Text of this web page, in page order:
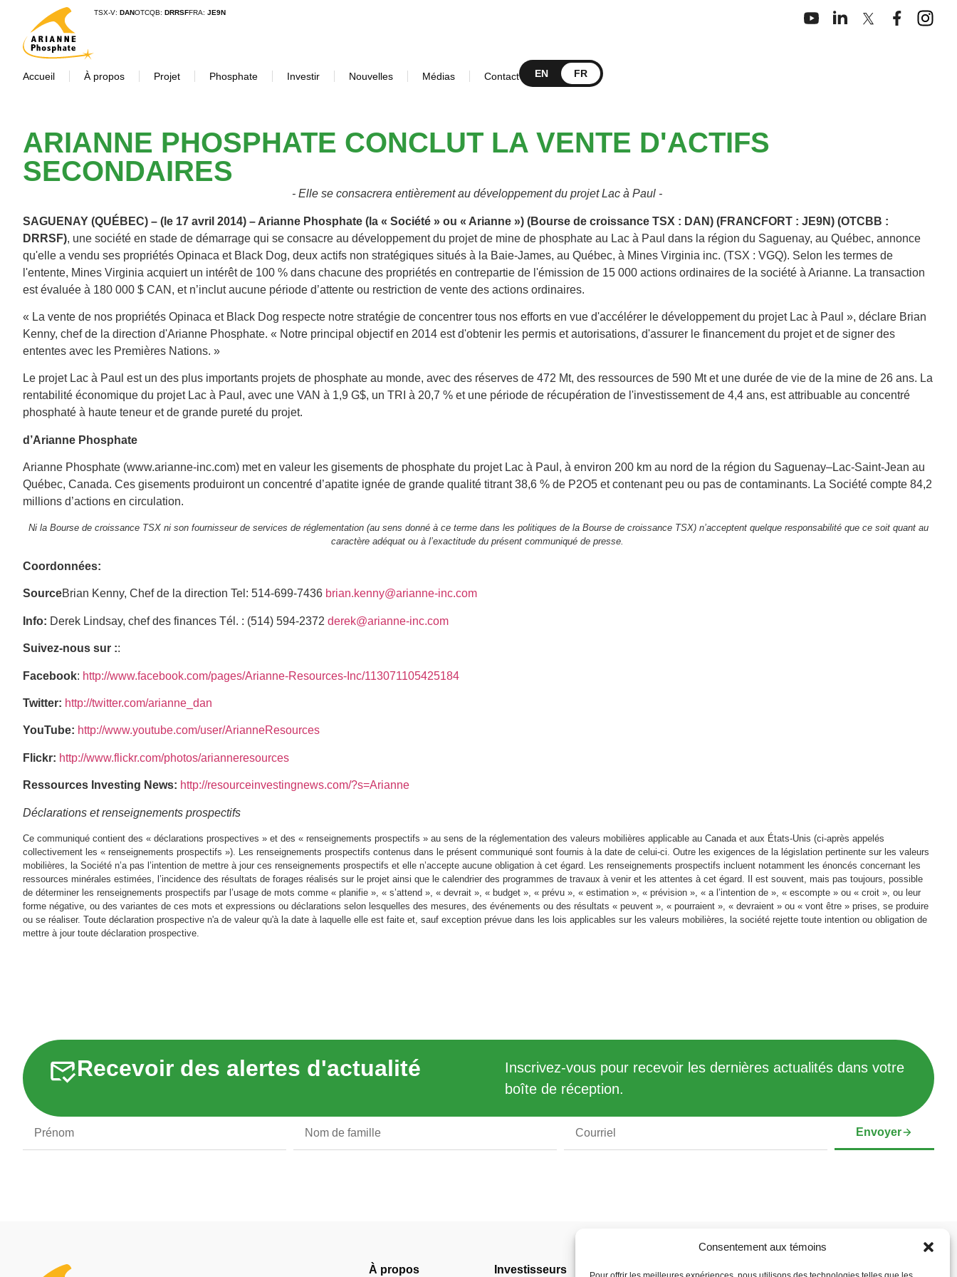
Consentement aux témoins
TSX-V: DANOTCQB: DRRSFFRA: JE9N
Accueil À propos Projet Phosphate Investir Nouvelles Médias Contact EN FR
ARIANNE PHOSPHATE CONCLUT LA VENTE D'ACTIFS
SECONDAIRES
- Elle se consacrera entièrement au développement du projet Lac à Paul -
SAGUENAY (QUÉBEC) – (le 17 avril 2014) – Arianne Phosphate (la « Société » ou « Arianne ») (Bourse de croissance TSX : DAN) (FRANCFORT : JE9N) (OTCBB :
DRRSF), une société en stade de démarrage qui se consacre au développement du projet de mine de phosphate au Lac à Paul dans la région du Saguenay, au Québec, annonce
qu'elle a vendu ses propriétés Opinaca et Black Dog, deux actifs non stratégiques situés à la Baie-James, au Québec, à Mines Virginia inc. (TSX : VGQ). Selon les termes de
l'entente, Mines Virginia acquiert un intérêt de 100 % dans chacune des propriétés en contrepartie de l'émission de 15 000 actions ordinaires de la société à Arianne. La transaction
est évaluée à 180 000 $ CAN, et n’inclut aucune période d’attente ou restriction de vente des actions ordinaires.
« La vente de nos propriétés Opinaca et Black Dog respecte notre stratégie de concentrer tous nos efforts en vue d'accélérer le développement du projet Lac à Paul », déclare Brian
Kenny, chef de la direction d'Arianne Phosphate. « Notre principal objectif en 2014 est d'obtenir les permis et autorisations, d'assurer le financement du projet et de signer des
ententes avec les Premières Nations. »
Le projet Lac à Paul est un des plus importants projets de phosphate au monde, avec des réserves de 472 Mt, des ressources de 590 Mt et une durée de vie de la mine de 26 ans. La
rentabilité économique du projet Lac à Paul, avec une VAN à 1,9 G$, un TRI à 20,7 % et une période de récupération de l'investissement de 4,4 ans, est attribuable au concentré
phosphaté à haute teneur et de grande pureté du projet.
d’Arianne Phosphate
Arianne Phosphate (www.arianne-inc.com) met en valeur les gisements de phosphate du projet Lac à Paul, à environ 200 km au nord de la région du Saguenay–Lac-Saint-Jean au
Québec, Canada. Ces gisements produiront un concentré d’apatite ignée de grande qualité titrant 38,6 % de P2O5 et contenant peu ou pas de contaminants. La Société compte 84,2
millions d’actions en circulation.
Ni la Bourse de croissance TSX ni son fournisseur de services de réglementation (au sens donné à ce terme dans les politiques de la Bourse de croissance TSX) n’acceptent quelque responsabilité que ce soit quant au
caractère adéquat ou à l’exactitude du présent communiqué de presse.
Coordonnées:
SourceBrian Kenny, Chef de la direction Tel: 514-699-7436 brian.kenny@arianne-inc.com
Info: Derek Lindsay, chef des finances Tél. : (514) 594-2372 derek@arianne-inc.com
Suivez-nous sur ::
Facebook: http://www.facebook.com/pages/Arianne-Resources-Inc/113071105425184
Twitter: http://twitter.com/arianne_dan
YouTube: http://www.youtube.com/user/ArianneResources
Flickr: http://www.flickr.com/photos/arianneresources
Ressources Investing News: http://resourceinvestingnews.com/?s=Arianne
Déclarations et renseignements prospectifs
Ce communiqué contient des « déclarations prospectives » et des « renseignements prospectifs » au sens de la réglementation des valeurs mobilières applicable au Canada et aux États-Unis (ci-après appelés
collectivement les « renseignements prospectifs »). Les renseignements prospectifs contenus dans le présent communiqué sont fournis à la date de celui-ci. Outre les exigences de la législation pertinente sur les valeurs
mobilières, la Société n’a pas l’intention de mettre à jour ces renseignements prospectifs et elle n’accepte aucune obligation à cet égard. Les renseignements prospectifs incluent notamment les énoncés concernant les
ressources minérales estimées, l’incidence des résultats de forages réalisés sur le projet ainsi que le calendrier des programmes de travaux à venir et les attentes à cet égard. Il est souvent, mais pas toujours, possible
de déterminer les renseignements prospectifs par l’usage de mots comme « planifie », « s’attend », « devrait », « budget », « prévu », « estimation », « prévision », « a l’intention de », « escompte » ou « croit », ou leur
forme négative, ou des variantes de ces mots et expressions ou déclarations selon lesquelles des mesures, des événements ou des résultats « peuvent », « pourraient », « devraient » ou « vont être » prises, se produire
ou se réaliser. Toute déclaration prospective n'a de valeur qu'à la date à laquelle elle est faite et, sauf exception prévue dans les lois applicables sur les valeurs mobilières, la société rejette toute intention ou obligation de
mettre à jour toute déclaration prospective.
Recevoir des alertes d'actualité
Inscrivez-vous pour recevoir les dernières actualités dans votre
boîte de réception.
Envoyer
À propos Investisseurs Légal et assistance Liens vers les réseaux sociaux